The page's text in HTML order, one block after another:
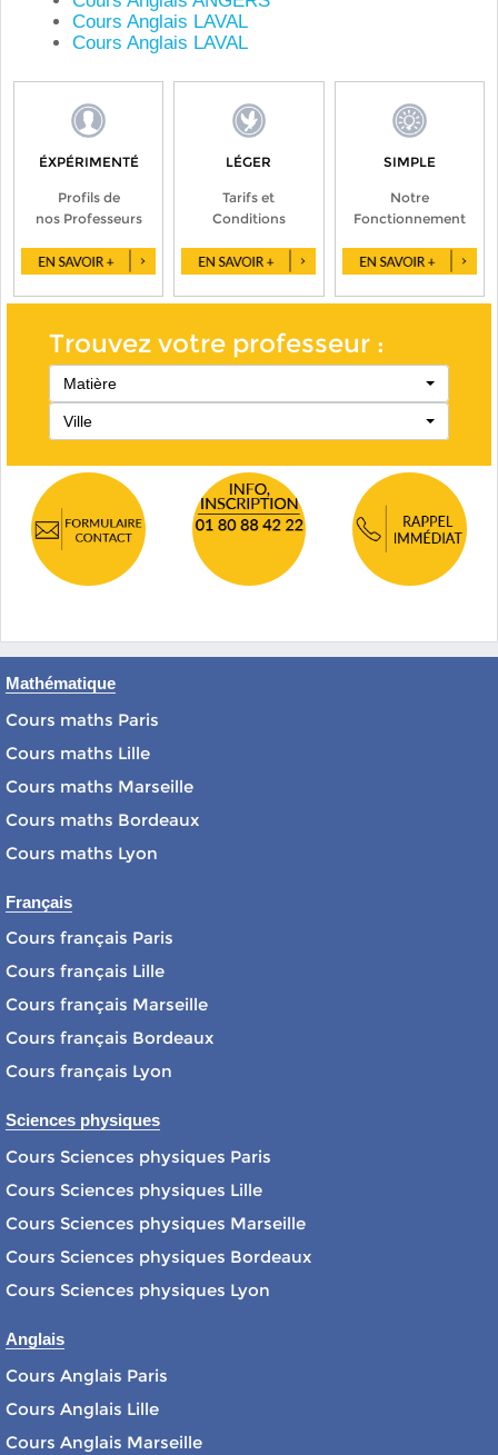
Cours Anglais LAVAL
Cours Anglais LAVAL
ÉXPÉRIMENTÉ
Profils de
nos Professeurs
LÉGER
Tarifs et
Conditions
SIMPLE
Notre
Fonctionnement
Trouvez votre professeur :
Matière
Ville
Mathématique
Cours maths Paris
Cours maths Lille
Cours maths Marseille
Cours maths Bordeaux
Cours maths Lyon
Français
Cours français Paris
Cours français Lille
Cours français Marseille
Cours français Bordeaux
Cours français Lyon
Sciences physiques
Cours Sciences physiques Paris
Cours Sciences physiques Lille
Cours Sciences physiques Marseille
Cours Sciences physiques Bordeaux
Cours Sciences physiques Lyon
Anglais
Cours Anglais Paris
Cours Anglais Lille
Cours Anglais Marseille